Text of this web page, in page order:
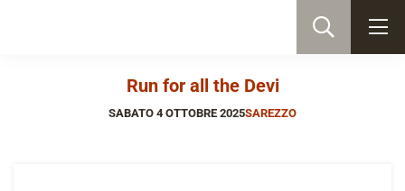
Run for all the Devi
SABATO 4 OTTOBRE 2025SAREZZO